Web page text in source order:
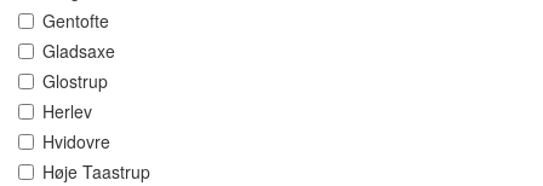
Gentofte
Gladsaxe
Glostrup
Herlev
Hvidovre
Høje Taastrup